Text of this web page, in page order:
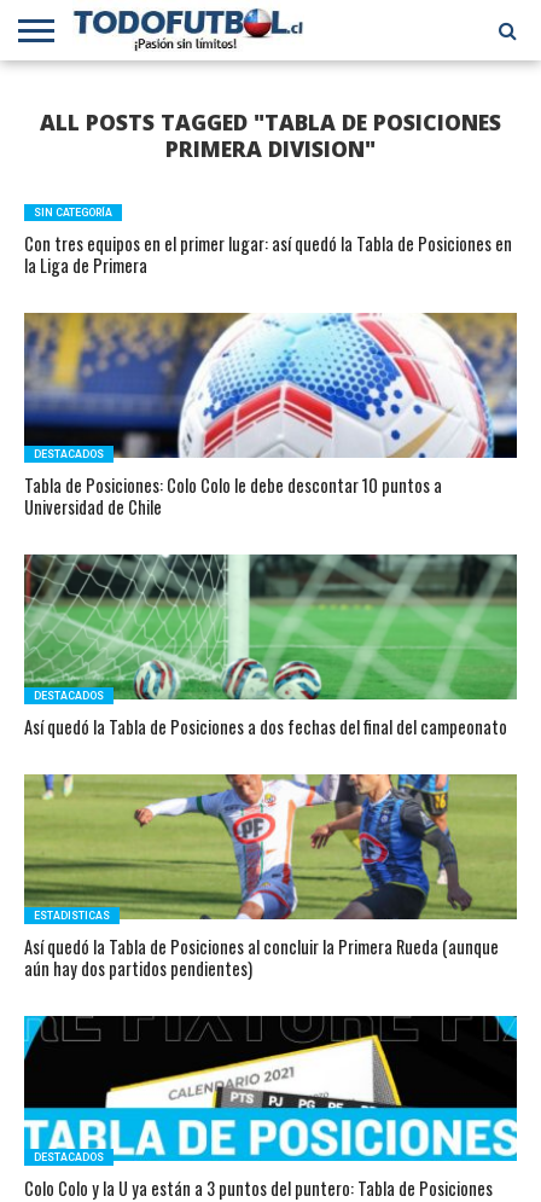
B
CHILENA
EN EL
MUNDO
INTERNACIONAL
ALL POSTS TAGGED "TABLA DE POSICIONES
PRIMERA DIVISION"
SIN CATEGORÍA
Con tres equipos en el primer lugar: así quedó la Tabla de Posiciones en
la Liga de Primera
DESTACADOS
Tabla de Posiciones: Colo Colo le debe descontar 10 puntos a
Universidad de Chile
DESTACADOS
Así quedó la Tabla de Posiciones a dos fechas del final del campeonato
ESTADISTICAS
Así quedó la Tabla de Posiciones al concluir la Primera Rueda (aunque
aún hay dos partidos pendientes)
DESTACADOS
Colo Colo y la U ya están a 3 puntos del puntero: Tabla de Posiciones